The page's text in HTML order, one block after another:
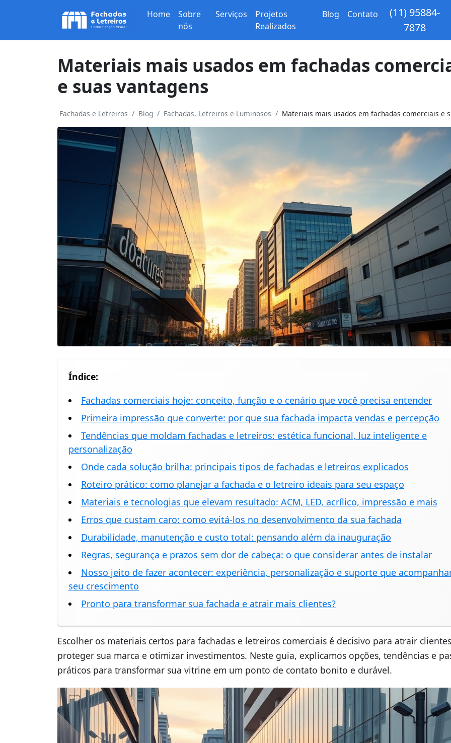
Home
Sobre
nós
Serviços
Projetos
Realizados
Blog Contato
(11) 95884-
7878
Materiais mais usados em fachadas
e suas vantagens
Fachadas e Letreiros Blog Fachadas, Letreiros e Luminosos Materiais mais usados em fachadas comerciais e
Índice:
Fachadas comerciais hoje: conceito, função e o cenário que você precisa entender
Primeira impressão que converte: por que sua fachada impacta vendas e percepção
Tendências que moldam fachadas e letreiros: estética funcional, luz inteligente e
personalização
Onde cada solução brilha: principais tipos de fachadas e letreiros explicados
Roteiro prático: como planejar a fachada e o letreiro ideais para seu espaço
Materiais e tecnologias que elevam resultado: ACM, LED, acrílico, impressão e mais
Erros que custam caro: como evitá-los no desenvolvimento da sua fachada
Durabilidade, manutenção e custo total: pensando além da inauguração
Regras, segurança e prazos sem dor de cabeça: o que considerar antes de instalar
Nosso jeito de fazer acontecer: experiência, personalização e suporte que
seu crescimento
Pronto para transformar sua fachada e atrair mais clientes?
Escolher os materiais certos para fachadas e letreiros comerciais é decisivo para atrair
proteger sua marca e otimizar investimentos. Neste guia, explicamos opções, tendências e
práticos para transformar sua vitrine em um ponto de contato bonito e durável.